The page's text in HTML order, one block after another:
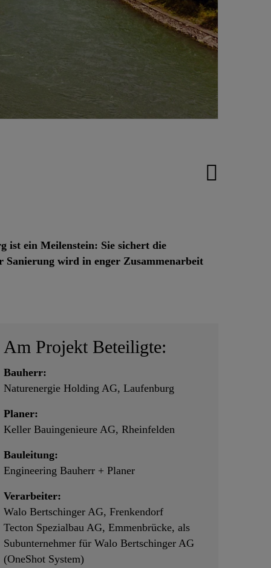
ist ein Meilenstein: Sie sichert die
Sanierung wird in enger Zusammenarbeit
Am Projekt Beteiligte:
Bauherr:
Naturenergie Holding AG, Laufenburg
Planer:
Keller Bauingenieure AG, Rheinfelden
Bauleitung:
Engineering Bauherr + Planer
Verarbeiter:
Walo Bertschinger AG, Frenkendorf
Tecton Spezialbau AG, Emmenbrücke, als
Subunternehmer für Walo Bertschinger AG
(OneShot System)